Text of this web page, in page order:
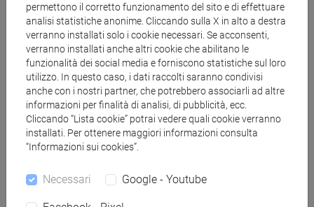
perlescenti, ?glitters? e loro applicazioni.
- Vernici, pitture, inchiostri e rivestimenti con
nozioni sulle tipologie di applicazione.
- Esempi di pigmenti coloranti e loro applicazione
in laboratorio
Testi di riferimento
permettono il corretto funzionamento del sito e di effettuare
analisi statistiche anonime. Cliccando sulla X in alto a destra
verranno installati solo i cookie necessari. Se acconsenti,
verranno installati anche altri cookie che abilitano le
funzionalità dei social media e forniscono statistiche sul loro
utilizzo. In questo caso, i dati raccolti saranno condivisi
anche con i nostri partner, che potrebbero associarli ad altre
informazioni per finalità di analisi, di pubblicità, ecc.
Cliccando “Lista cookie” potrai vedere quali cookie verranno
installati. Per ottenere maggiori informazioni consulta
“Informazioni sui cookies”.
Necessari Google - Youtube